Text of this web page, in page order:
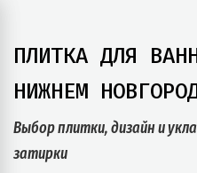
content
ПЛИТКА ДЛЯ
НИЖНЕМ
Выбор плитки, дизайн и
затирки